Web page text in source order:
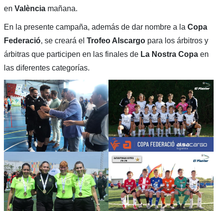
en Valènciamañana.
En la presente campaña, además de dar nombre a la Copa
Federació, se creará el Trofeo Alscargo para los árbitros y
árbitras que participen en las finales de La Nostra Copaen
las diferentes categorías.